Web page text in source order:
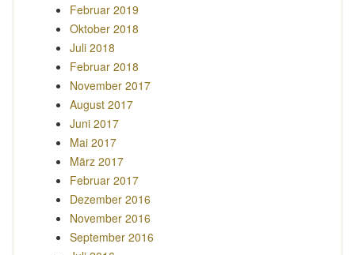
Februar 2019
Oktober 2018
Juli 2018
Februar 2018
November 2017
August 2017
Juni 2017
Mai 2017
März 2017
Februar 2017
Dezember 2016
November 2016
September 2016